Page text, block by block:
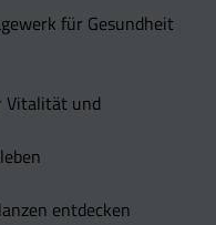
für Gesundheit
Vitalität und
entdecken